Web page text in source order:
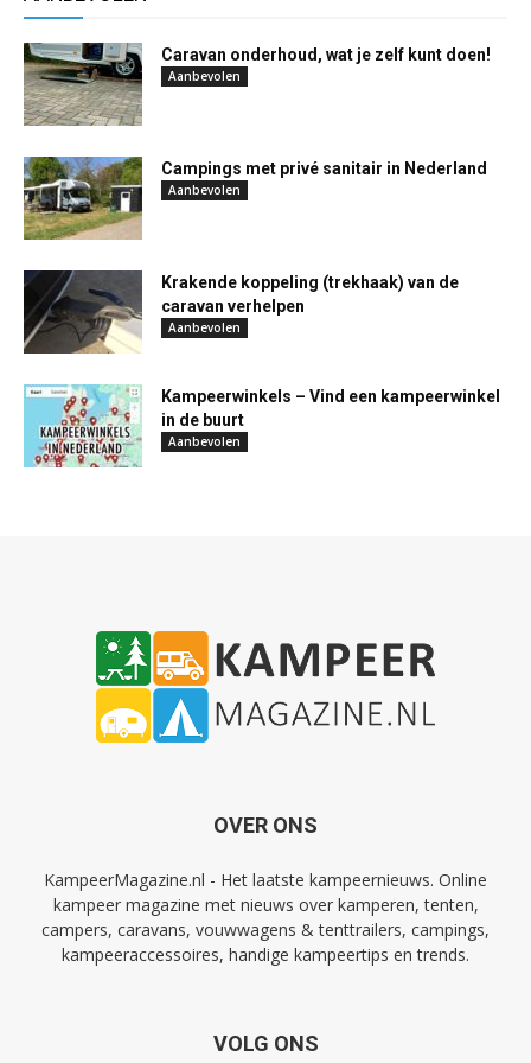
Caravan onderhoud, wat je zelf kunt doen!
Aanbevolen
Campings met privé sanitair in Nederland
Aanbevolen
Krakende koppeling (trekhaak) van de
caravan verhelpen
Aanbevolen
Kampeerwinkels – Vind een kampeerwinkel
in de buurt
Aanbevolen
OVER ONS
KampeerMagazine.nl - Het laatste kampeernieuws. Online
kampeer magazine met nieuws over kamperen, tenten,
campers, caravans, vouwwagens & tenttrailers, campings,
kampeeraccessoires, handige kampeertips en trends.
VOLG ONS